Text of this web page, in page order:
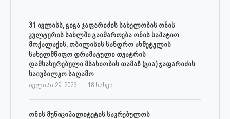
31 ივლისს, გიგა ჯაფარიძის სახელობის ონის
კულტურის სახლში გაიმართება ონის საპატიო
მოქალაქის, თბილისის სანდრო ახმეტელის
სახელმწიფო დრამატული თეატრის
დამსახურებული მსახიობის თამაზ (გია) ჯაფარიძის
საიუბილეო საღამო
ივლისი 29, 2026 18 ნახვა
ონის მუნიციპალიტეტის საკრებულოს